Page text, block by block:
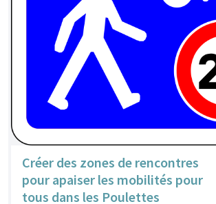
Créer des zones de rencontres
pour apaiser les mobilités pour
tous dans les Poulettes